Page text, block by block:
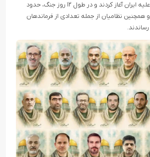
نظامی همه جانبه‌ای را علیه ایران آغاز کردند و در طول ۱۲ روز جنگ، حدود
و همچنین نظامیان از جمله تعدادی از فرماندهان